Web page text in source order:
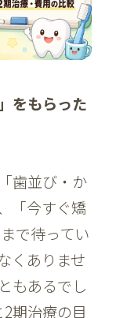
をもらった
歯並び・か
「今すぐ矯
で待ってい
くありませ
もあるでし
期治療の目